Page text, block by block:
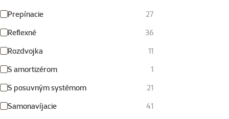
Prepínacie
27
Reflexné
36
Rozdvojka
11
S amortizérom
1
S posuvným systémom
21
Samonavíjacie
41